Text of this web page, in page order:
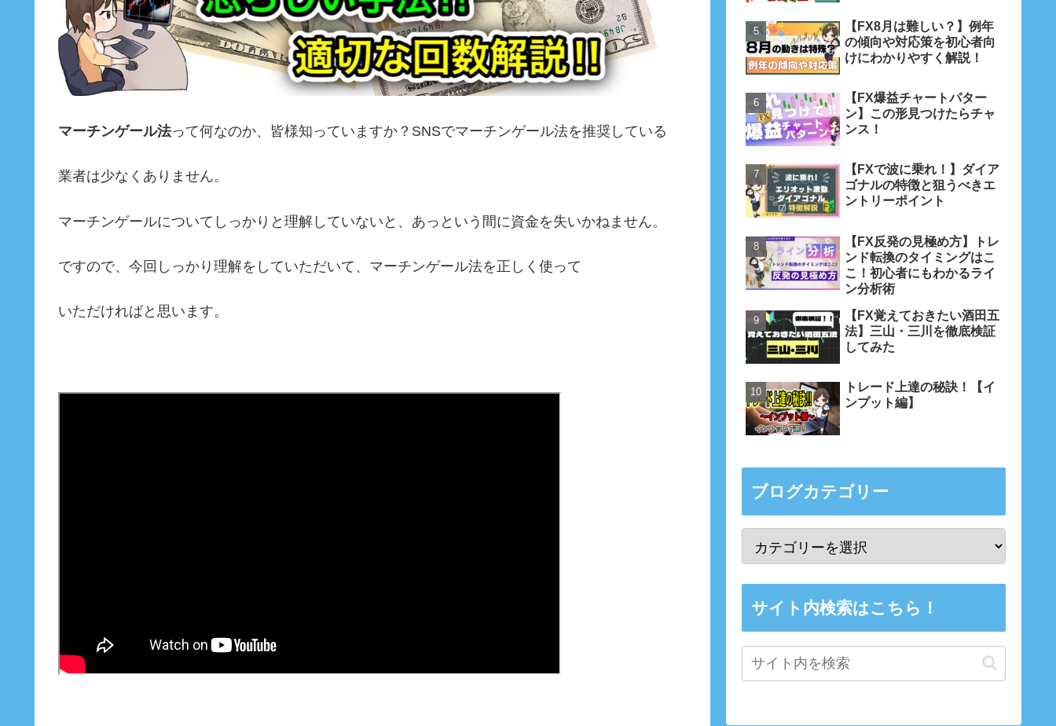
マーチンゲール法って何なのか、皆様知っていますか？SNSでマーチンゲール法を推奨している
業者は少なくありません。
マーチンゲールについてしっかりと理解していないと、あっという間に資金を失いかねません。
ですので、今回しっかり理解をしていただいて、マーチンゲール法を正しく使って
いただければと思います。
【FX8月は難しい？】例年
の傾向や対応策を初心者向
けにわかりやすく解説！
【FX爆益チャートパター
ン】この形見つけたらチャ
ンス！
【FXで波に乗れ！】ダイア
ゴナルの特徴と狙うべきエ
ントリーポイント
【FX反発の見極め方】トレ
ンド転換のタイミングはこ
こ！初心者にもわかるライ
ン分析術
【FX覚えておきたい酒田五
法】三山・三川を徹底検証
してみた
トレード上達の秘訣！【イ
ンプット編】
ブログカテゴリー
サイト内検索はこちら！